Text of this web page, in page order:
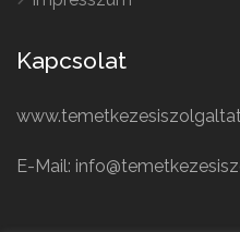
Kapcsolat
E-Mail: